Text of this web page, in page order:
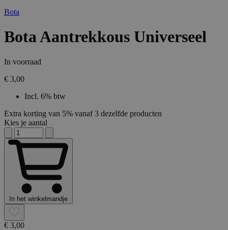
Bota
Bota Aantrekkous Universeel
In voorraad
€ 3,00
Incl. 6% btw
Extra korting van 5% vanaf 3 dezelfde producten
Kies je aantal
In het winkelmandje
€ 3,00